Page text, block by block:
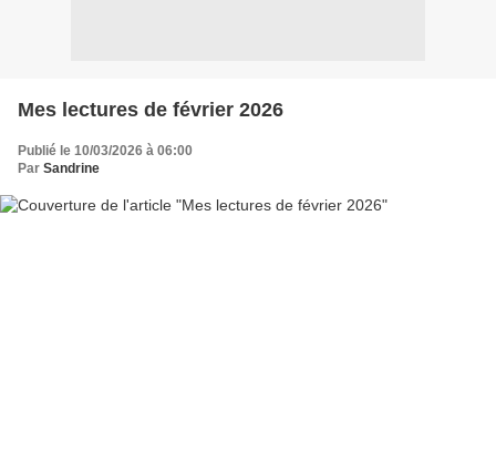
Mes lectures de février 2026
Publié le 10/03/2026 à 06:00
Par Sandrine